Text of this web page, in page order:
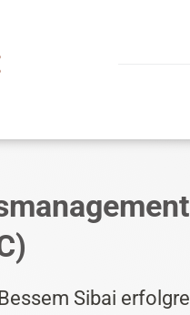
Sibai